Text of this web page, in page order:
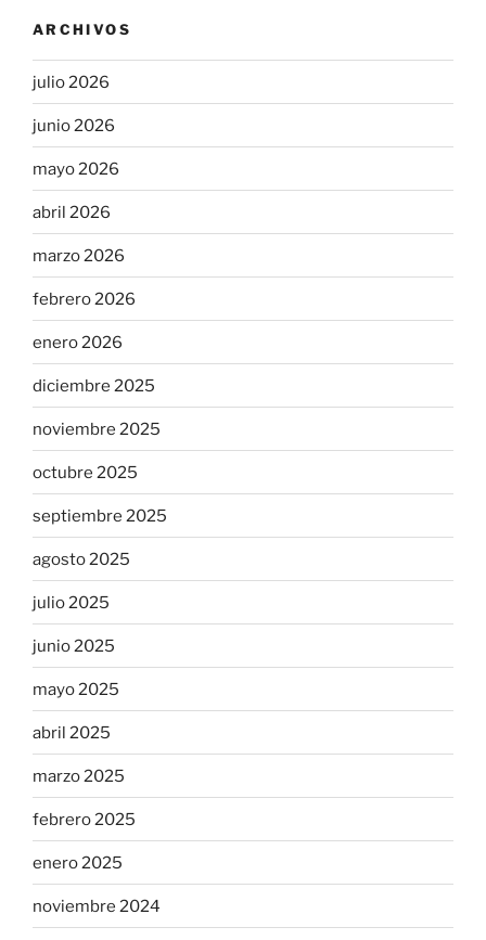
ARCHIVOS
julio 2026
junio 2026
mayo 2026
abril 2026
marzo 2026
febrero 2026
enero 2026
diciembre 2025
noviembre 2025
octubre 2025
septiembre 2025
agosto 2025
julio 2025
junio 2025
mayo 2025
abril 2025
marzo 2025
febrero 2025
enero 2025
noviembre 2024